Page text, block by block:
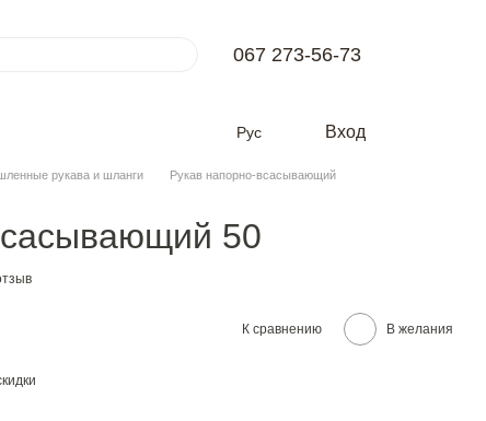
067 273-56-73
Рус Вход
рукава и шланги
Рукав напорно-всасывающий
50
К сравнению В желания